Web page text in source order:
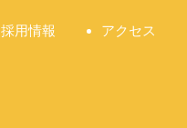
採用情報 アクセス